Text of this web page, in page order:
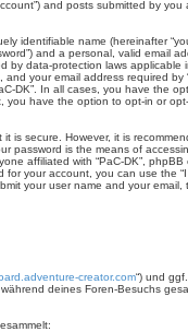
and posts submitted by
identifiable name (hereinafter
and a personal, valid email
by data-protection laws
your email address required by
DK”. In all cases, you have the
you have the option to opt-in or
is secure. However, it is
password is the means of
affiliated with “PaC-DK”,
your account, you can use the
your user name and your
creator.com“) und
deines Foren-Besuchs